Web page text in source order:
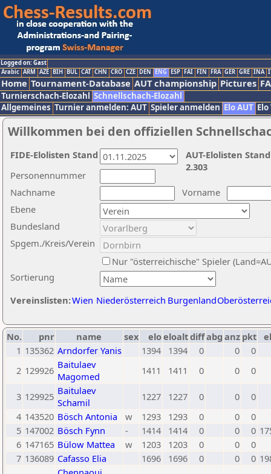
Logged on: Gast
Arabic ARM AZE BIH BUL CAT CHN CRO CZE DEN ENG ESP FAI FIN FRA GER GRE INA
Home Tournament-Database AUT championship Pictures
Turnierschach-Elozahl Schnellschach-Elozahl
Allgemeines Turnier anmelden: AUT Spieler anmelden Elo AUT
Willkommen bei den offiziellen
Nachname
Vorname
Ebene
Sortierung
Personennummer
Bundesland
Spgem./Kreis/Verein
Nur "österreichische" Spieler
Vereinslisten:Wien Niederösterreich Burgenland
AUT-Elolisten
2.303
FIDE-Elolisten Stand
No. pnr name sex eloeloaltdiffabg anz pkt
1 135362 Arndorfer Yanis 1394 1394 0 0
0
2 129926 Baitulaev
Magomed
1411 1411 0 0 0
3 129925 Baitulaev
Schamil
1227 1227 0 0
0
4 143520 Bösch Antonia w 1293 1293 0 0
0
5 147002 Bösch Fynn - 1414 1414 0 0 0
6 147165 Bülow Mattea w 1203 1203 0 0
0
7 136089 Cafasso Elia 1696 1696 0 0 0